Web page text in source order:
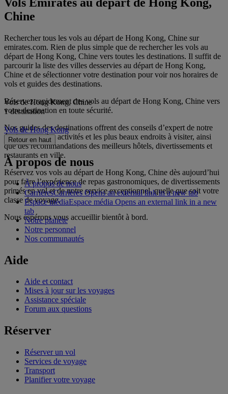
Chine
Rechercher tous les vols au départ de Hong Kong, Chine sur
emirates.com. Rien de plus simple que de rechercher les vols au
départ de Hong Kong, Chine vers toutes les destinations. Il suffit de
parcourir la liste des villes desservies au départ de Hong Kong,
Chine et de sélectionner votre destination pour voir nos horaires de
vols et guides des destinations.
Réservez rapidement des vols au départ de Hong Kong, Chine vers
votre destination en toute sécurité.
Nos guides des destinations offrent des conseils d’expert de notre
équipage sur les activités et les plus beaux endroits à visiter, ainsi
que des recommandations des meilleurs hôtels, divertissements et
restaurants en ville.
Réservez vos vols au départ de Hong Kong, Chine dès aujourd’hui
pour faire l’expérience de repas gastronomiques, de divertissements
primés en vol et de notre service exceptionnel, quelle que soit votre
classe de voyage.
Nous espérons vous accueillir bientôt à bord.
Vols de Hong Kong, Chine
1 destination
Vols de Hong Kong
Retour en haut
À propos de nous
À propos de nous
CarrièresCarrières Opens an external link in a new tab
Espace médiaEspace média Opens an external link in a new
tab
Notre planète
Notre personnel
Nos communautés
Aide
Aide et contact
Mises à jour sur les voyages
Assistance spéciale
Forum aux questions
Réserver
Réserver un vol
Services de voyage
Transport
Planifier votre voyage